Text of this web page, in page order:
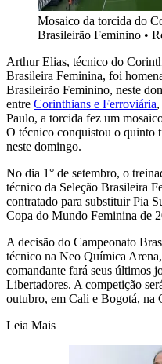
Mosaico da torcida do
Brasileirão Feminino •
Arthur Elias, técnico do
Brasileira Feminina, foi
Brasileirão Feminino, neste
entre Corinthians e Ferroviária
Paulo, a torcida fez um
O técnico conquistou o quinto
neste domingo.
No dia 1° de setembro, o
técnico da Seleção Brasileira
contratado para substituir Pia
Copa do Mundo Feminina de
A decisão do Campeonato
técnico na Neo Química
comandante fará seus últimos
Libertadores. A competição
outubro, em Cali e Bogotá, na
Leia Mais